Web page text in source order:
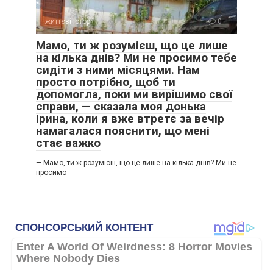
життєві історії 0
Мамо, ти ж розумієш, що це лише
на кілька днів? Ми не просимо тебе
сидіти з ними місяцями. Нам
просто потрібно, щоб ти
допомогла, поки ми вирішимо свої
справи, — сказала моя донька
Ірина, коли я вже втретє за вечір
намагалася пояснити, що мені
стає важко
— Мамо, ти ж розумієш, що це лише на кілька днів? Ми не
просимо